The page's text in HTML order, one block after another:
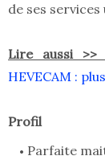
de ses
Lire aussi
HEVECAM :
Profil
Parfaite